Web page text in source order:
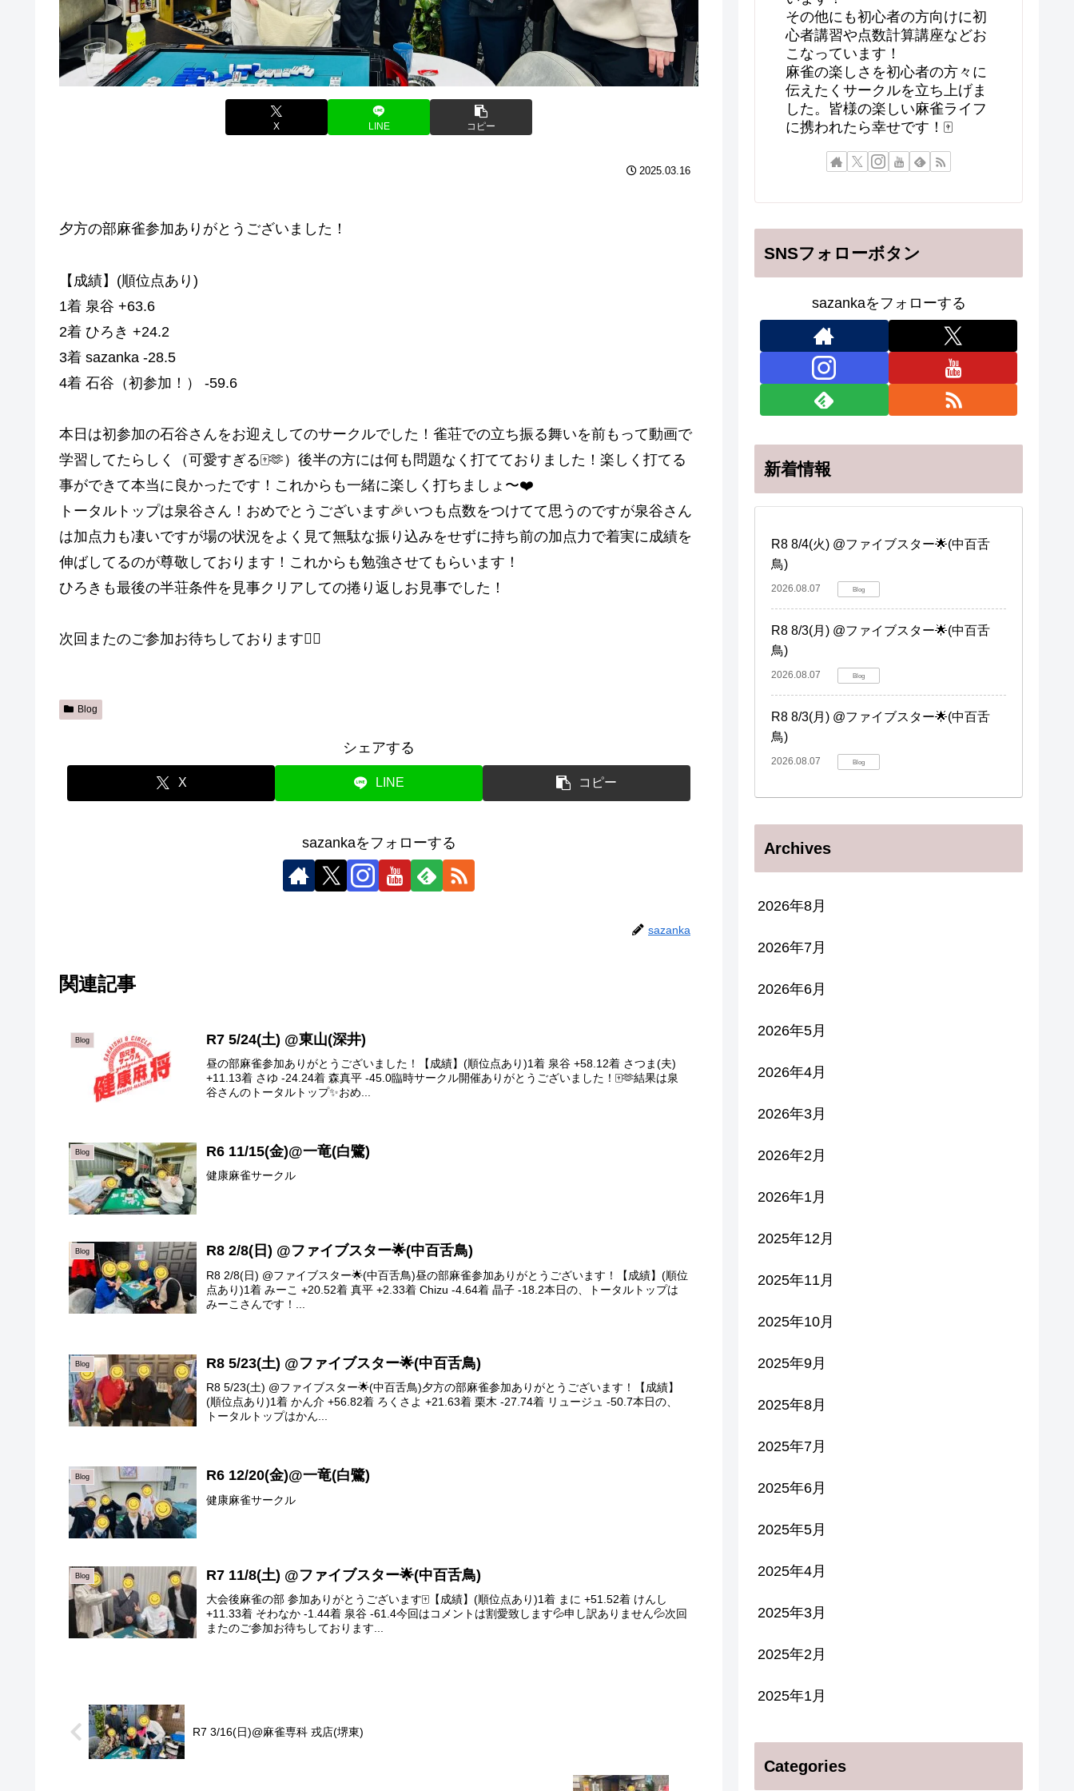
X LINE コピー
2025.03.16
夕方の部麻雀参加ありがとうございました！
【成績】(順位点あり)
1着 泉谷 +63.6
2着 ひろき +24.2
3着 sazanka -28.5
4着 石谷（初参加！） -59.6
本日は初参加の石谷さんをお迎えしてのサークルでした！雀荘での立ち振る舞いを前もって動画で
学習してたらしく（可愛すぎる🀄️🫶）後半の方には何も問題なく打てておりました！楽しく打てる
事ができて本当に良かったです！これからも一緒に楽しく打ちましょ〜❤️
トータルトップは泉谷さん！おめでとうございます🎉いつも点数をつけてて思うのですが泉谷さん
は加点力も凄いですが場の状況をよく見て無駄な振り込みをせずに持ち前の加点力で着実に成績を
伸ばしてるのが尊敬しております！これからも勉強させてもらいます！
ひろきも最後の半荘条件を見事クリアしての捲り返しお見事でした！
次回またのご参加お待ちしております🙇‍♀️
Blog
シェアする
X LINE コピー
sazankaをフォローする
sazanka
関連記事
Blog R7 5/24(土) @東山(深井)
昼の部麻雀参加ありがとうございました！【成績】(順位点あり)1着 泉谷 +58.12着 さつま(夫)
+11.13着 さゆ -24.24着 森真平 -45.0臨時サークル開催ありがとうございました！🀄️🫶結果は泉
谷さんのトータルトップ✨おめ...
Blog R6 11/15(金)@一竜(白鷺)
健康麻雀サークル
Blog R8 2/8(日) @ファイブスター🌟(中百舌鳥)
R8 2/8(日) @ファイブスター🌟(中百舌鳥)昼の部麻雀参加ありがとうございます！【成績】(順位
点あり)1着 みーこ +20.52着 真平 +2.33着 Chizu -4.64着 晶子 -18.2本日の、トータルトップは
みーこさんです！...
Blog R8 5/23(土) @ファイブスター🌟(中百舌鳥)
R8 5/23(土) @ファイブスター🌟(中百舌鳥)夕方の部麻雀参加ありがとうございます！【成績】
(順位点あり)1着 かん介 +56.82着 ろくさよ +21.63着 栗木 -27.74着 リュージュ -50.7本日の、
トータルトップはかん...
Blog R6 12/20(金)@一竜(白鷺)
健康麻雀サークル
Blog R7 11/8(土) @ファイブスター🌟(中百舌鳥)
大会後麻雀の部 参加ありがとうございます🀄️【成績】(順位点あり)1着 まに +51.52着 けんし
+11.33着 そわなか -1.44着 泉谷 -61.4今回はコメントは割愛致します💦申し訳ありません💦次回
またのご参加お待ちしております...
R7 3/16(日)@麻雀専科 戎店(堺東)
その他にも初心者の方向けに初
心者講習や点数計算講座などお
こなっています！
麻雀の楽しさを初心者の方々に
伝えたくサークルを立ち上げま
した。皆様の楽しい麻雀ライフ
に携われたら幸せです！🀄
SNSフォローボタン
sazankaをフォローする
新着情報
R8 8/4(火) @ファイブスター🌟(中百舌
鳥)
2026.08.07 Blog
R8 8/3(月) @ファイブスター🌟(中百舌
鳥)
2026.08.07 Blog
R8 8/3(月) @ファイブスター🌟(中百舌
鳥)
2026.08.07 Blog
Archives
2026年8月
2026年7月
2026年6月
2026年5月
2026年4月
2026年3月
2026年2月
2026年1月
2025年12月
2025年11月
2025年10月
2025年9月
2025年8月
2025年7月
2025年6月
2025年5月
2025年4月
2025年3月
2025年2月
2025年1月
Categories